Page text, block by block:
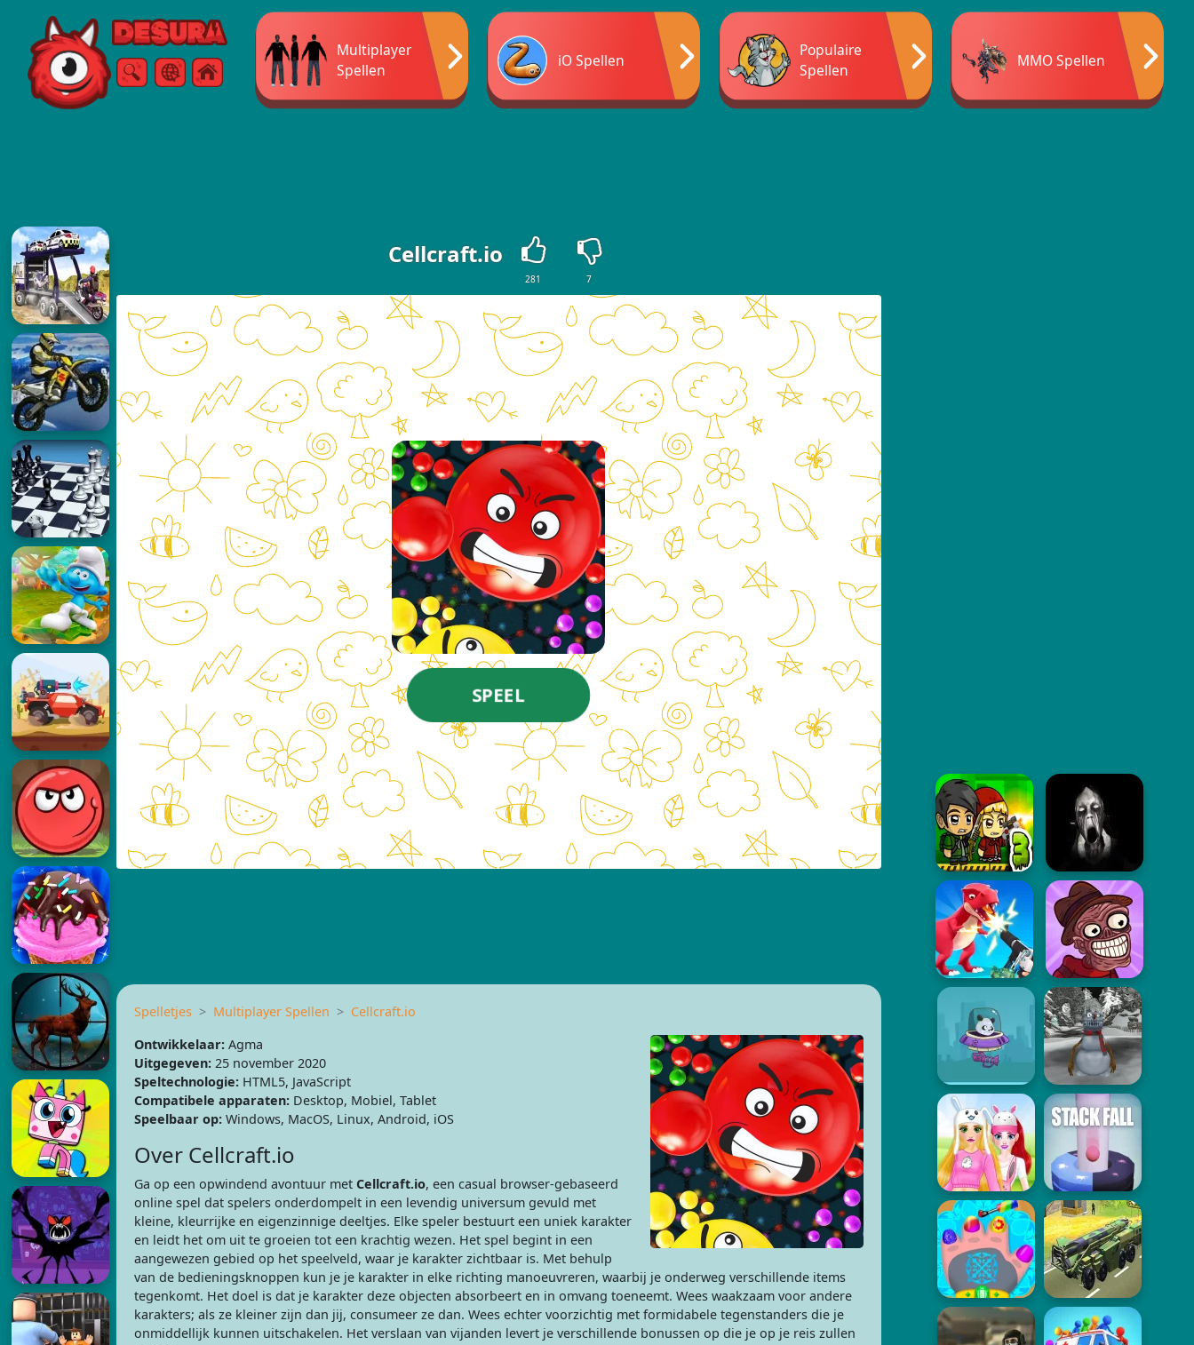
Free Online Games
ZoekenMenu
Multiplayer
Spellen
iO Spellen
Populaire
Spellen
MMO Spellen
Cellcraft.io
281 7
SPEEL
Spelletjes Multiplayer Spellen
Cellcraft.io
Ontwikkelaar:Agma
Uitgegeven:25 november 2020
Speltechnologie:HTML5, JavaScript
Compatibele apparaten:Desktop, Mobiel, Tablet
Speelbaar op:Windows, MacOS, Linux, Android, iOS
Over Cellcraft.io
Ga op een opwindend avontuur met Cellcraft.io, een casual browser-gebaseerd
online spel dat spelers onderdompelt in een levendig universum gevuld met
kleine, kleurrijke en eigenzinnige deeltjes. Elke speler bestuurt een uniek karakter
en leidt het om uit te groeien tot een krachtig wezen. Het spel begint in een
aangewezen gebied op het speelveld, waar je karakter zichtbaar is. Met behulp
van de bedieningsknoppen kun je je karakter in elke richting manoeuvreren, waarbij je onderweg verschillende items
tegenkomt. Het doel is dat je karakter deze objecten absorbeert en in omvang toeneemt. Wees waakzaam voor andere
karakters; als ze kleiner zijn dan jij, consumeer ze dan. Wees echter voorzichtig met formidabele tegenstanders die je
onmiddellijk kunnen uitschakelen. Het verslaan van vijanden levert je verschillende bonussen op die je op je reis zullen